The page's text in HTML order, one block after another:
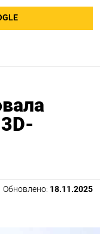
Обновлено: 18.11.2025